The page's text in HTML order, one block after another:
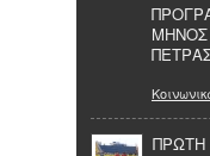
ΜΗΝΟΣ
ΠΡΩΤΗ